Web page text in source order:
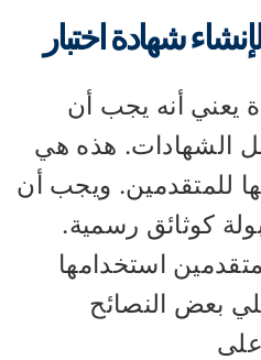
شهادة اختبار
أنه يجب أن
هذه هي
ويجب أن
كوثائق رسمية.
استخدامها
النصائح